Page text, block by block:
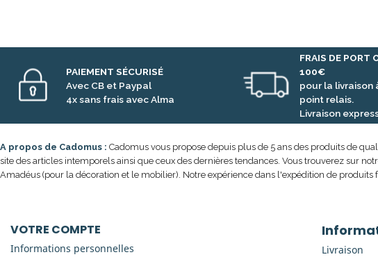
PAIEMENT SÉCURISÉ
Avec CB et Paypal
4x sans frais avec Alma
FRAIS DE PORT
100€
pour la livraison
point relais.
Livraison
A propos de Cadomus : Cadomus vous propose depuis plus de 5 ans des produits de
site des articles intemporels ainsi que ceux des dernières tendances. Vous trouverez sur
Amadéus (pour la décoration et le mobilier). Notre expérience dans l'expédition de
VOTRE COMPTE
Informations personnelles
Livraison